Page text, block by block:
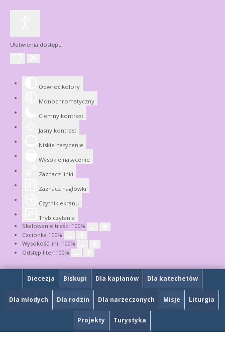
Ułatwienia dostępu
Odwróć kolory
Monochromatyczny
Ciemny kontrast
Jasny kontrast
Niskie nasycenie
Wysokie nasycenie
Zaznacz linki
Zaznacz nagłówki
Czytnik ekranu
Tryb czytania
Skalowanie treści 100%
Czcionka 100%
Wysokość linii 100%
Odstęp liter 100%
Diecezja Biskupi Dla kapłanów Dla katechetów
Dla młodych Dla rodzin Dla narzeczonych Misje Liturgia
Projekty Turystyka